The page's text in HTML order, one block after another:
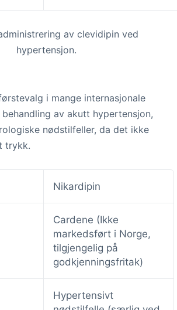
av clevidipin ved
hypertensjon.
i mange internasjonale
av akutt hypertensjon,
nødstilfeller, da det ikke
trykk.
Nikardipin
Cardene (Ikke
markedsført i Norge,
tilgjengelig på
godkjenningsfritak)
Hypertensivt